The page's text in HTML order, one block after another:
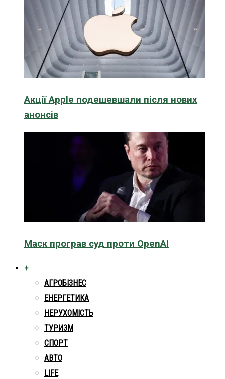
Акції Apple подешевшали після нових
анонсів
Маск програв суд проти OpenAI
+
АГРОБІЗНЕС
ЕНЕРГЕТИКА
НЕРУХОМІСТЬ
ТУРИЗМ
СПОРТ
АВТО
LIFE